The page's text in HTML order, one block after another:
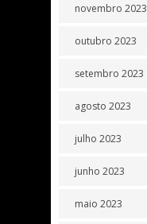
novembro 2023
outubro 2023
setembro 2023
agosto 2023
julho 2023
junho 2023
maio 2023